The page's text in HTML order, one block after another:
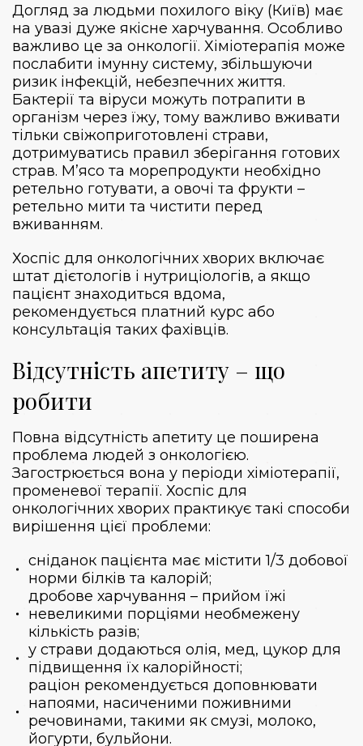
Догляд за людьми похилого віку (Київ) має
на увазі дуже якісне харчування. Особливо
важливо це за онкології. Хіміотерапія може
послабити імунну систему, збільшуючи
ризик інфекцій, небезпечних життя.
Бактерії та віруси можуть потрапити в
організм через їжу, тому важливо вживати
тільки свіжоприготовлені страви,
дотримуватись правил зберігання готових
страв. М’ясо та морепродукти необхідно
ретельно готувати, а овочі та фрукти –
ретельно мити та чистити перед
вживанням.
Хоспіс для онкологічних хворих включає
штат дієтологів і нутриціологів, а якщо
пацієнт знаходиться вдома,
рекомендується платний курс або
консультація таких фахівців.
Відсутність апетиту – що
робити
Повна відсутність апетиту це поширена
проблема людей з онкологією.
Загострюється вона у періоди хіміотерапії,
променевої терапії. Хоспіс для
онкологічних хворих практикує такі способи
вирішення цієї проблеми:
сніданок пацієнта має містити 1/3 добової
норми білків та калорій;
дробове харчування – прийом їжі
невеликими порціями необмежену
кількість разів;
у страви додаються олія, мед, цукор для
підвищення їх калорійності;
раціон рекомендується доповнювати
напоями, насиченими поживними
речовинами, такими як смузі, молоко,
йогурти, бульйони.